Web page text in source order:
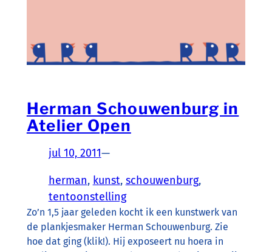
Herman Schouwenburg in
Atelier Open
jul 10, 2011—
herman, kunst, schouwenburg,
tentoonstelling
Zo’n 1,5 jaar geleden kocht ik een kunstwerk van
de plankjesmaker Herman Schouwenburg. Zie
hoe dat ging (klik!). Hij exposeert nu hoera in